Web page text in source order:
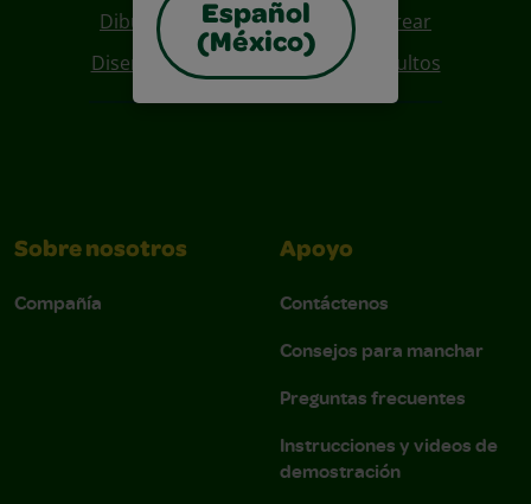
Español
(México)
Dibujos De Personajes Para Colorear
Diseños Para Coloreables Para Adultos
Sobre nosotros
Compañía
Apoyo
Contáctenos
Consejos para manchar
Preguntas frecuentes
Instrucciones y videos de
demostración